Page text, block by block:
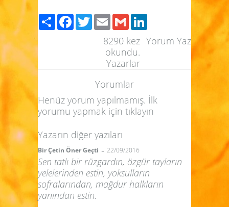
PaylaşFacebook
TwitterEmailGmail
Yorum Yaz
8290 kez
okundu.
Yazarlar
Yorumlar
Henüz yorum yapılmamış. İlk
yorumu yapmak için tıklayın
Yazarın diğer yazıları
Bir Çetin Öner Geçti - 22/09/2016
Sen tatlı bir rüzgardın, özgür tayların
yelelerinden estin, yoksulların
sofralarından, mağdur halkların
yanından estin.